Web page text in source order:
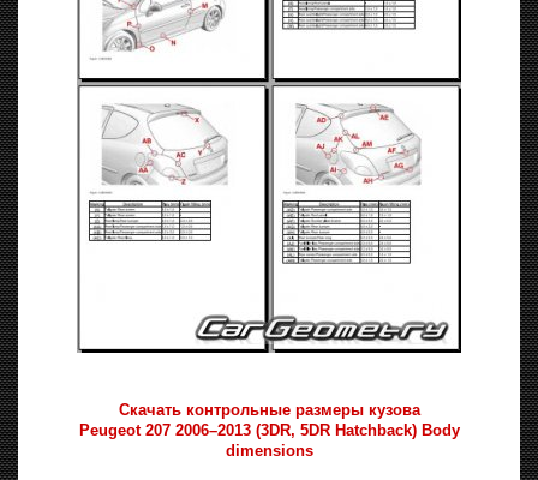
Скачать контрольные размеры кузова
Peugeot 207 2006–2013 (3DR, 5DR Hatchback) Body
dimensions